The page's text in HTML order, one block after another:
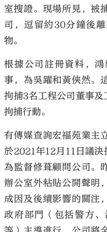
室搜證。現場所見，被
司，逗留約30分鐘後
物。
根據公司註冊資料，
事，為吳躍和黃俠然。
拘捕3名工程公司董事
拘捕行動。
有傳媒查詢宏福苑業主
於2021年12月11日議決
為監督修葺顧問公司。
辦公室外粘貼公開聲明
成因及後續影響的關注
政府部門（包括警方